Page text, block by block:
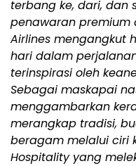
terbang ke, dari, dan
penawaran premium
Airlines mengangkut
hari dalam
terinspirasi oleh
Sebagai maskapai
menggambarkan
merangkap tradisi,
beragam melalui ciri
Hospitality yang